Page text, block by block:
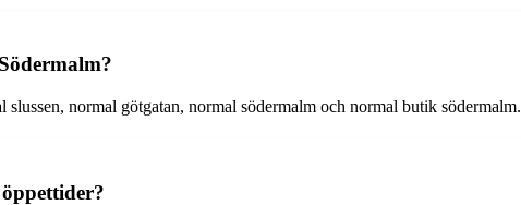
normal götgatan, normal södermalm och normal butik södermalm.